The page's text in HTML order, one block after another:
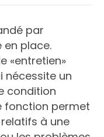
par
en place.
«entretien»
nécessite un
condition
fonction permet
à une